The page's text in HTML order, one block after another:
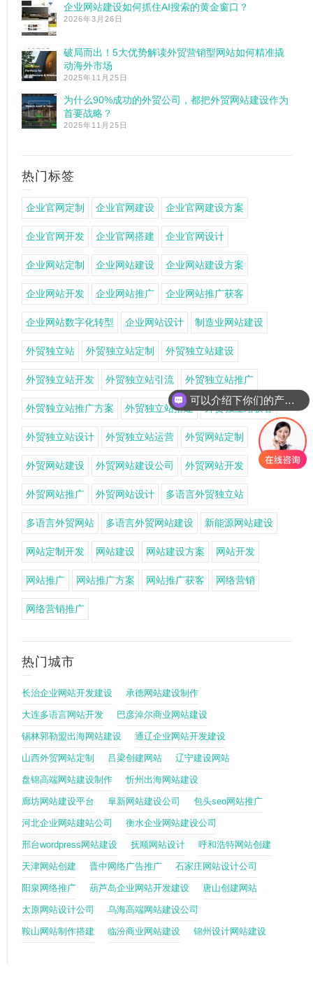
企业网站建设如何抓住AI搜索的黄金窗口？
2026年3月26日
破局而出！5大优势解读外贸营销型网站如何精准撬
动海外市场
2025年11月25日
为什么90%成功的外贸公司，都把外贸网站建设作为
首要战略？
2025年11月25日
热门标签
企业官网定制 企业官网建设 企业官网建设方案
企业官网开发 企业官网搭建 企业官网设计
企业网站定制 企业网站建设 企业网站建设方案
企业网站开发 企业网站推广 企业网站推广获客
企业网站数字化转型 企业网站设计 制造业网站建设
外贸独立站 外贸独立站定制 外贸独立站建设
外贸独立站开发 外贸独立站引流 外贸独立站推广
外贸独立站推广方案 外贸独立站搭建 外贸独立站获客
外贸独立站设计 外贸独立站运营 外贸网站定制
外贸网站建设 外贸网站建设公司 外贸网站开发
外贸网站推广 外贸网站设计 多语言外贸独立站
多语言外贸网站 多语言外贸网站建设 新能源网站建设
网站定制开发 网站建设 网站建设方案 网站开发
网站推广 网站推广方案 网站推广获客 网络营销
网络营销推广
热门城市
长治企业网站开发建设 承德网站建设制作
大连多语言网站开发 巴彦淖尔商业网站建设
锡林郭勒盟出海网站建设 通辽企业网站开发建设
山西外贸网站定制 吕梁创建网站 辽宁建设网站
盘锦高端网站建设制作 忻州出海网站建设
廊坊网站建设平台 阜新网站建设公司 包头seo网站推广
河北企业网站建站公司 衡水企业网站建设公司
邢台wordpress网站建设 抚顺网站设计 呼和浩特网站创建
天津网站创建 晋中网络广告推广 石家庄网站设计公司
阳泉网络推广 葫芦岛企业网站开发建设 唐山创建网站
太原网站设计公司 乌海高端网站建设公司
鞍山网站制作搭建 临汾商业网站建设 锦州设计网站建设
可以介绍下你们的产品么